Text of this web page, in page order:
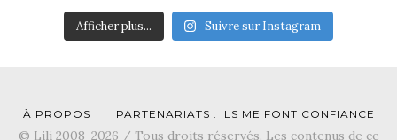
Afficher plus... Suivre sur Instagram
À PROPOS PARTENARIATS : ILS ME FONT CONFIANCE
© Lili 2008-2026 / Tous droits réservés. Les contenus de ce